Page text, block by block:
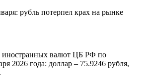
валют ЦБ РФ по
2026 года: доллар – 75.9246 рубля,